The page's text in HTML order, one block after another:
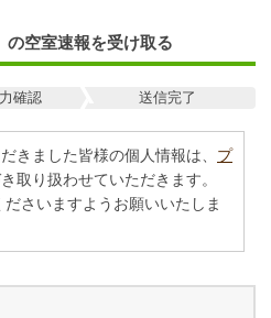
の空室速報を受け取る
確認 送信完了
きました皆様の個人情報は、 プ
取り扱わせていただきます。
さいますようお願いいたしま